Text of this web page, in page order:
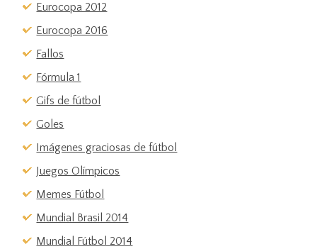
Eurocopa 2012
Eurocopa 2016
Fallos
Fórmula 1
Gifs de fútbol
Goles
Imágenes graciosas de fútbol
Juegos Olímpicos
Memes Fútbol
Mundial Brasil 2014
Mundial Fútbol 2014